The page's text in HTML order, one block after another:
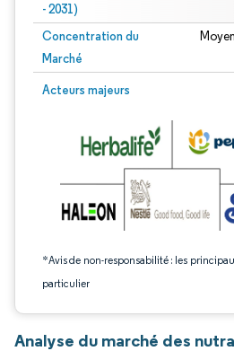
- 2031)
Concentration du
Marché
Moyen
Acteurs majeurs
*Avis de non-responsabilité : les
particulier
Image © Mordor Intelligence. La
Analyse du marché des